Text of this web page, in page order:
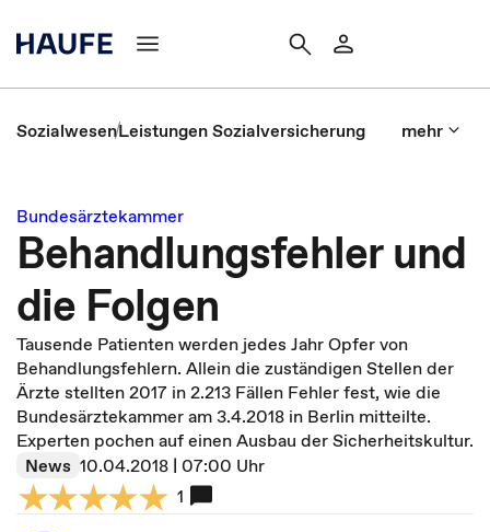
SozialwesenLeistungen Sozialversicherung mehr
Bundesärztekammer
Behandlungsfehler und
die Folgen
Tausende Patienten werden jedes Jahr Opfer von
Behandlungsfehlern. Allein die zuständigen Stellen der
Ärzte stellten 2017 in 2.213 Fällen Fehler fest, wie die
Bundesärztekammer am 3.4.2018 in Berlin mitteilte.
Experten pochen auf einen Ausbau der Sicherheitskultur.
News 10.04.2018 | 07:00 Uhr
1